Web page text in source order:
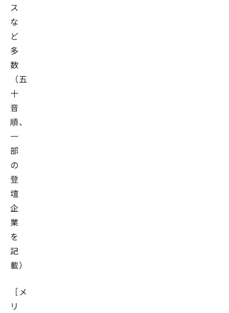
ス
な
ど
多
数
（五
十
音
順、
一
部
の
登
壇
企
業
を
記
載）
［メ
リ